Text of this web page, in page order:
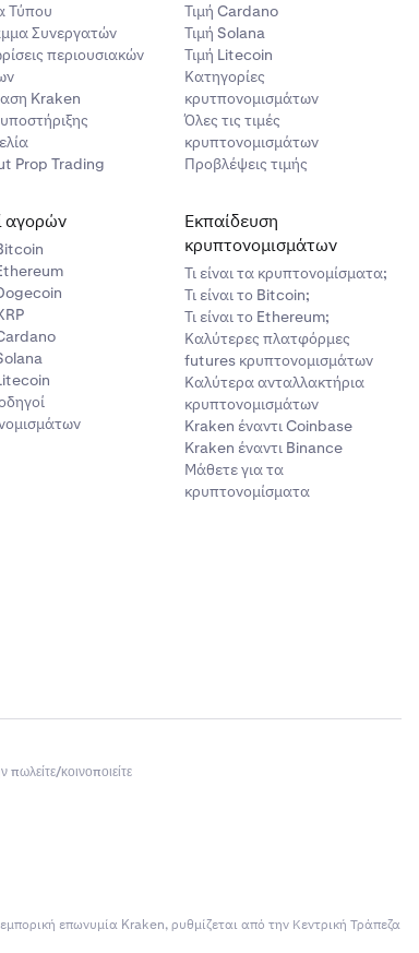
Τύπου
Συνεργατών
περιουσιακών
Kraken
Prop Trading
Τιμή Cardano
Τιμή Solana
Τιμή Litecoin
Κατηγορίες
κρυτπονομισμάτων
Όλες τις τιμές
κρυπτονομισμάτων
Προβλέψεις τιμής
αγορών
Εκπαίδευση
κρυπτονομισμάτων
Τι είναι τα κρυπτονομίσματα;
Τι είναι το Bitcoin;
Τι είναι το Ethereum;
Καλύτερες πλατφόρμες
futures κρυπτονομισμάτων
Καλύτερα ανταλλακτήρια
κρυπτονομισμάτων
Kraken έναντι Coinbase
Kraken έναντι Binance
Μάθετε για τα
κρυπτονομίσματα
πωλείτε/κοινοποιείτε
επωνυμία Kraken, ρυθμίζεται από την Κεντρική Τράπεζα